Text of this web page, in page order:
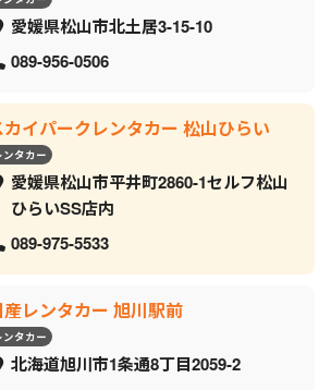
愛媛県松山市北土居3-15-10
089-956-0506
カイパークレンタカー 松山ひらい
ンタカー
愛媛県松山市平井町2860-1セルフ松山
ひらいSS店内
089-975-5533
産レンタカー 旭川駅前
ンタカー
北海道旭川市1条通8丁目2059‐2